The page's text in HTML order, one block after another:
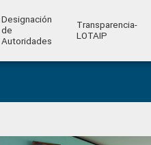
Designación
de
Autoridades
Transparencia-
LOTAIP